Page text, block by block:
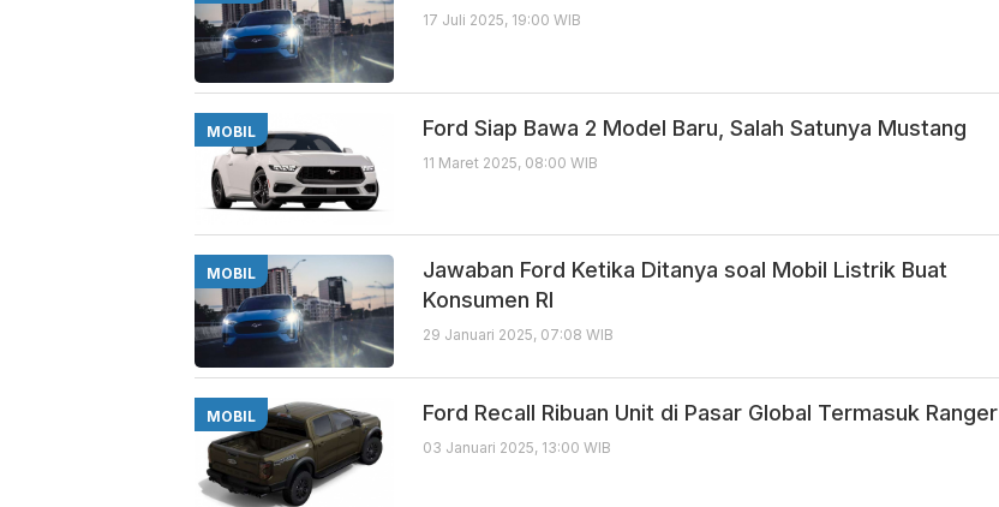
17 Juli 2025, 19:00 WIB
MOBIL Ford Siap Bawa 2 Model Baru, Salah Satunya Mustang
11 Maret 2025, 08:00 WIB
MOBIL
Jawaban Ford Ketika Ditanya soal Mobil Listrik Buat
Konsumen RI
29 Januari 2025, 07:08 WIB
MOBIL Ford Recall Ribuan Unit di Pasar Global Termasuk Ranger
03 Januari 2025, 13:00 WIB